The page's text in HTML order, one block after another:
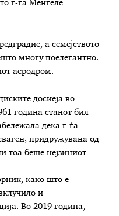
г-ѓа Менгеле
а семејството
многу поелегантно.
аеродром.
досиеја во
година станот бил
дека г-ѓа
придружувана од
тоа беше нејзиниот
како што е
и
Во 2019 година,